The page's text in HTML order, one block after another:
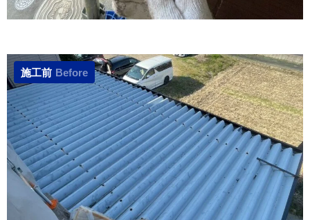
施工前 Before